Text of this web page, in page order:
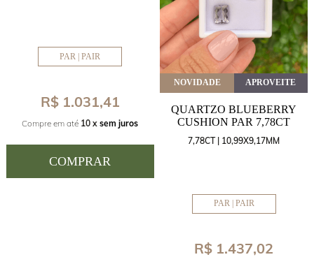
PAR | PAIR
R$ 1.031,41
Compre em até 10 x sem juros
COMPRAR
NOVIDADE APROVEITE
QUARTZO BLUEBERRY
CUSHION PAR 7,78CT
7,78CT | 10,99X9,17MM
PAR | PAIR
R$ 1.437,02